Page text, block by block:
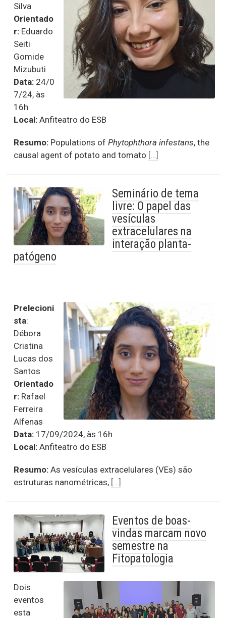
Silva
Orientado
r: Eduardo
Seiti
Gomide
Mizubuti
Data: 24/0
7/24, às
16h
Local: Anfiteatro do ESB
Resumo: Populations of Phytophthora infestans, the
causal agent of potato and tomato […]
Seminário de tema
livre: O papel das
vesículas
extracelulares na
interação planta-
patógeno
Prelecioni
sta:
Débora
Cristina
Lucas dos
Santos
Orientado
r: Rafael
Ferreira
Alfenas
Data: 17/09/2024, às 16h
Local: Anfiteatro do ESB
Resumo: As vesículas extracelulares (VEs) são
estruturas nanométricas, […]
Eventos de boas-
vindas marcam novo
semestre na
Fitopatologia
Dois
eventos
esta